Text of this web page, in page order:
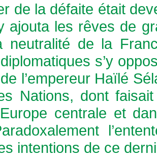
de la défaite était
ajouta les rêves de
neutralité de la
s’y
l’empereur Haïlé
Nations, dont
Europe centrale et
intentions de ce